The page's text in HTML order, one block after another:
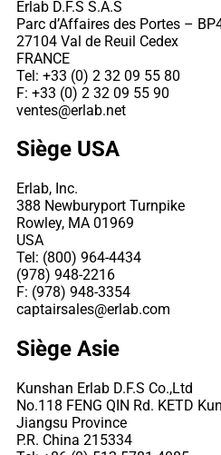
Erlab D.F.S S.A.S
Parc d’Affaires des Portes –
27104 Val de Reuil Cedex
FRANCE
Tel: +33 (0) 2 32 09 55 80
F: +33 (0) 2 32 09 55 90
ventes@erlab.net
Siège USA
Erlab, Inc.
388 Newburyport Turnpike
Rowley, MA 01969
USA
Tel: (800) 964-4434
(978) 948-2216
F: (978) 948-3354
captairsales@erlab.com
Siège Asie
Kunshan Erlab D.F.S Co.,Ltd
No.118 FENG QIN Rd. KETD
Jiangsu Province
P.R. China 215334